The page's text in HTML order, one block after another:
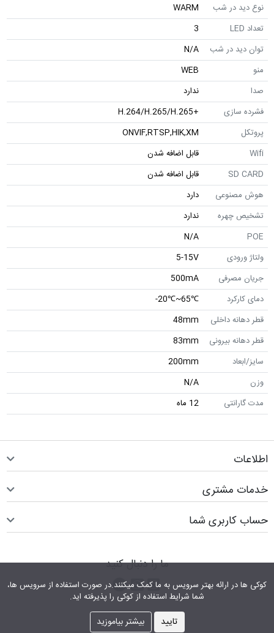
کوکی ها در ارائه بهتر سرویس‎ به ما کمک می‎کنند.در صورت استفاده از سرویس ها،
شما شرایط استفاده از کوکی را پذیرفته اید.
تایید بیشتر بیاموزید
نوع دید در شب
WARM
تعداد LED
3
توان دید در شب
N/A
منو
WEB
صدا
ندارد
فشرده سازی
+H.264/H.265/H.265
پروتکل
ONVIF,RTSP,HIK,XM
Wifi
قابل اضافه شدن
SD CARD
قابل اضافه شدن
هوش مصنوعی
دارد
تشخیص چهره
ندارد
POE
N/A
ولتاژ ورودی
5-15V
جریان مصرفی
500mA
دمای کارکرد
℃65~℃20-
قطر دهانه داخلی
48mm
قطر دهانه بیرونی
83mm
سایز/ابعاد
200mm
وزن
N/A
مدت گارانتی
12 ماه
اطلاعات
خدمات مشتری
حساب کاربری شما
ما را دنبال کنید
اینستاگرام
پیام رسان واتس اپ
کانال تلگرام